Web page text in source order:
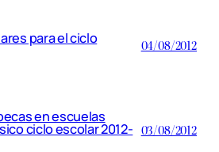
para el ciclo 04/08/2012
en escuelas
ciclo escolar 2012- 03/08/2012